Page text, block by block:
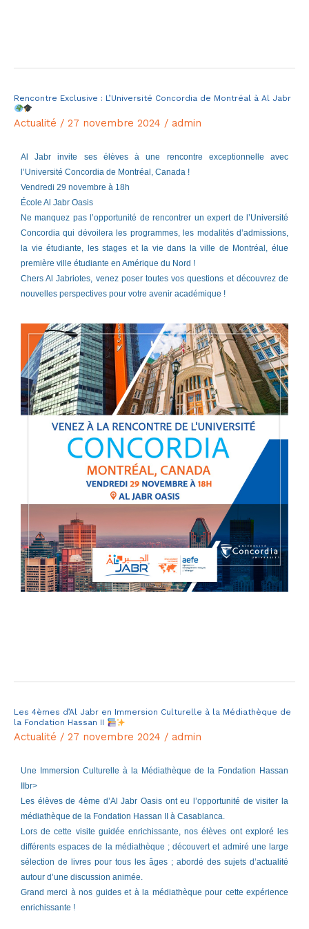
Rencontre Exclusive : L’Université Concordia de Montréal à Al Jabr
Actualité / 27 novembre 2024 / admin
Al Jabr invite ses élèves à une rencontre exceptionnelle avec
l’Université Concordia de Montréal, Canada !
Vendredi 29 novembre à 18h
École Al Jabr Oasis
Ne manquez pas l’opportunité de rencontrer un expert de l’Université
Concordia qui dévoilera les programmes, les modalités d’admissions,
la vie étudiante, les stages et la vie dans la ville de Montréal, élue
première ville étudiante en Amérique du Nord !
Chers Al Jabriotes, venez poser toutes vos questions et découvrez de
nouvelles perspectives pour votre avenir académique !
Rencontre
Exclusive
L’Université
Concordia
de
Montréal
Al
Jabr
Les 4èmes d’Al Jabr en Immersion Culturelle à la Médiathèque de
la Fondation Hassan II
Actualité / 27 novembre 2024 / admin
Une Immersion Culturelle à la Médiathèque de la Fondation Hassan
IIbr>
Les élèves de 4ème d’Al Jabr Oasis ont eu l’opportunité de visiter la
médiathèque de la Fondation Hassan II à Casablanca.
Lors de cette visite guidée enrichissante, nos élèves ont exploré les
différents espaces de la médiathèque ; découvert et admiré une large
sélection de livres pour tous les âges ; abordé des sujets d’actualité
autour d’une discussion animée.
Grand merci à nos guides et à la médiathèque pour cette expérience
enrichissante !
Les
4èmes
Jabr
en
Culturelle
la
Médiathèque